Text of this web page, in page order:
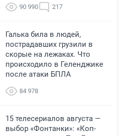
90 990 217
Галька била в людей,
пострадавших грузили в
скорые на лежаках. Что
происходило в Геленджике
после атаки БПЛА
84 978
15 телесериалов августа —
выбор «Фонтанки»: «Коп-